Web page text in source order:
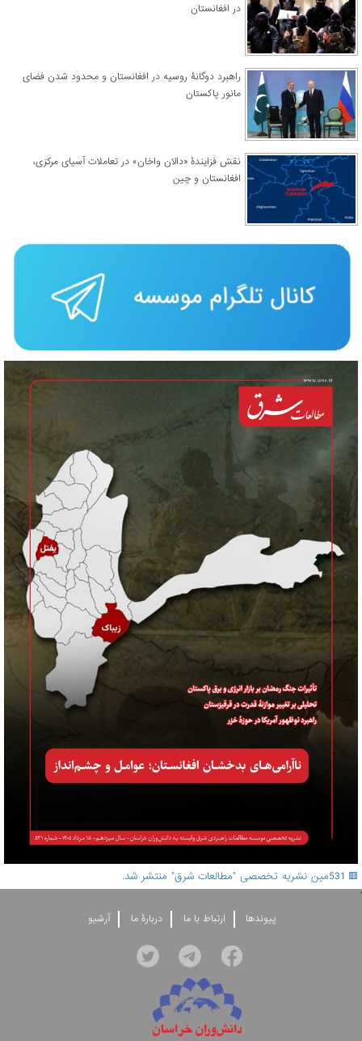
در افغانستان
راهبرد دوگانۀ روسیه در افغانستان و محدود شدن فضای
مانور پاکستان
نقش فزایندۀ «دالان واخان» در تعاملات آسیای مرکزی،
افغانستان و چین
🟥 531مین نشریه تخصصی "مطالعات شرق" منتشر شد.
'
پيوندها ارتباط با ما دربارۀ ما آرشيو